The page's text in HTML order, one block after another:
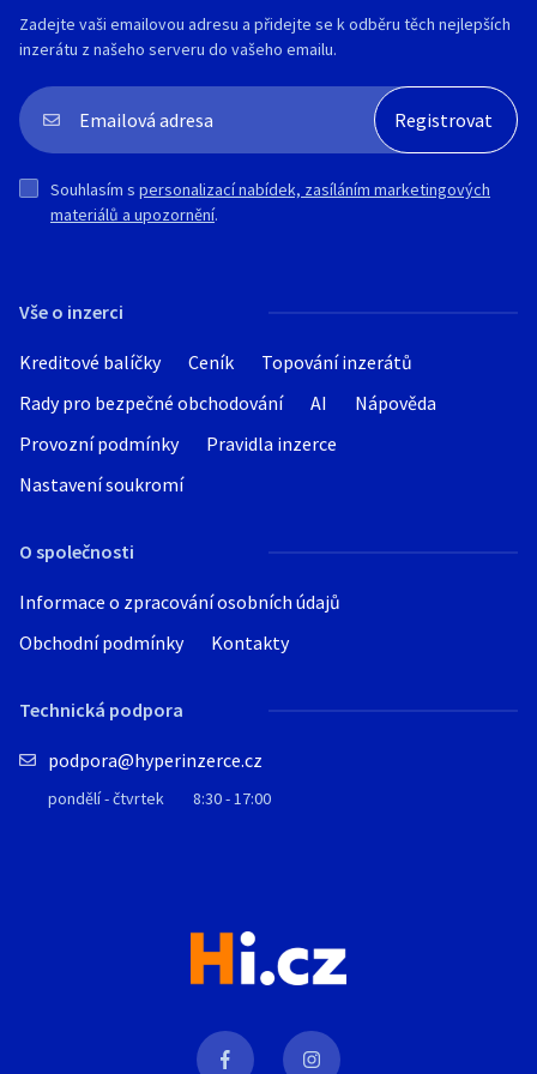
Vše o inzerci
Kreditové balíčky Ceník
Topování inzerátů
Rady pro bezpečné obchodování
AI
Nápověda
Provozní podmínky
Pravidla inzerce
Nastavení soukromí
O společnosti
Informace o zpracování osobních údajů
Obchodní podmínky
Kontakty
Technická podpora
podpora@hyperinzerce.cz
pondělí - čtvrtek 8:30 - 17:00
Zadejte vaši emailovou adresu a přidejte se k odběru těch nejlepších
inzerátu z našeho serveru do vašeho emailu.
Souhlasím s personalizací nabídek, zasíláním marketingových
materiálů a upozornění.